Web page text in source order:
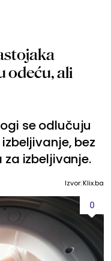
odeću, ali
se odlučuju
bez
izbeljivanje.
Izvor: Klix.ba
0